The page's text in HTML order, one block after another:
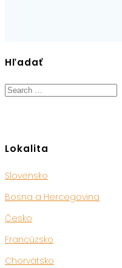
Hľadať
Search
Lokalita
Slovensko
Bosna a Hercegovina
Česko
Francúzsko
Chorvátsko